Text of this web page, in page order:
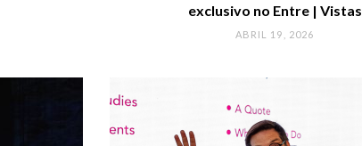
exclusivo no Entre | Vistas
ABRIL 19, 2026